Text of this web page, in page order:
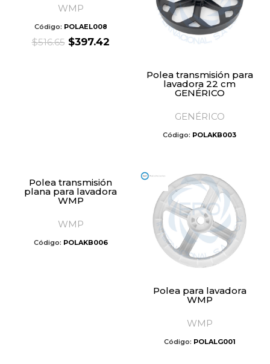
WMP
Código: POLAEL008
$516.65 Original
$397.42Current
$397.42.
Polea transmisión para
lavadora 22 cm
GENÉRICO
GENÉRICO
Código: POLAKB003
Polea transmisión
plana para lavadora
WMP
WMP
Código: POLAKB006
Polea para lavadora
WMP
WMP
Código: POLALG001